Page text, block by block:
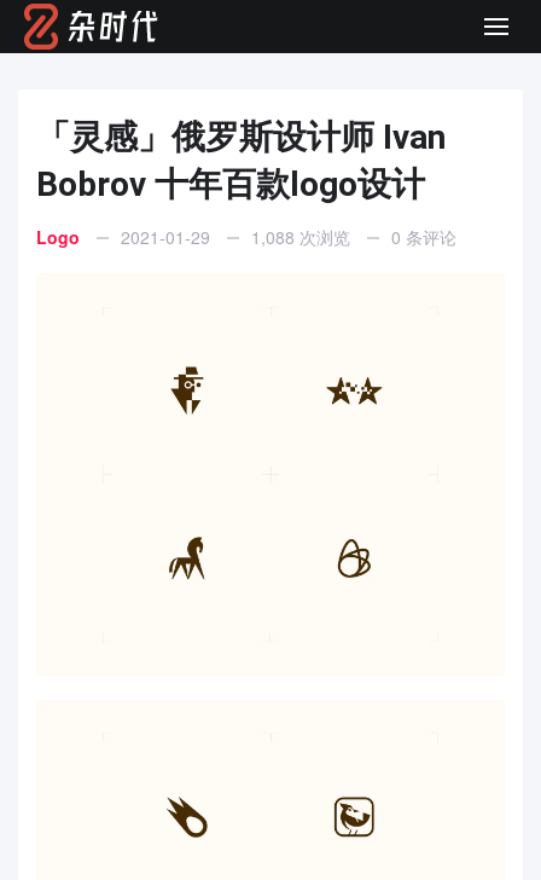
Menu
「灵感」俄罗斯设计师 Ivan
Bobrov 十年百款logo设计
Logo 2021-01-29 1,088 次浏览 0 条评论